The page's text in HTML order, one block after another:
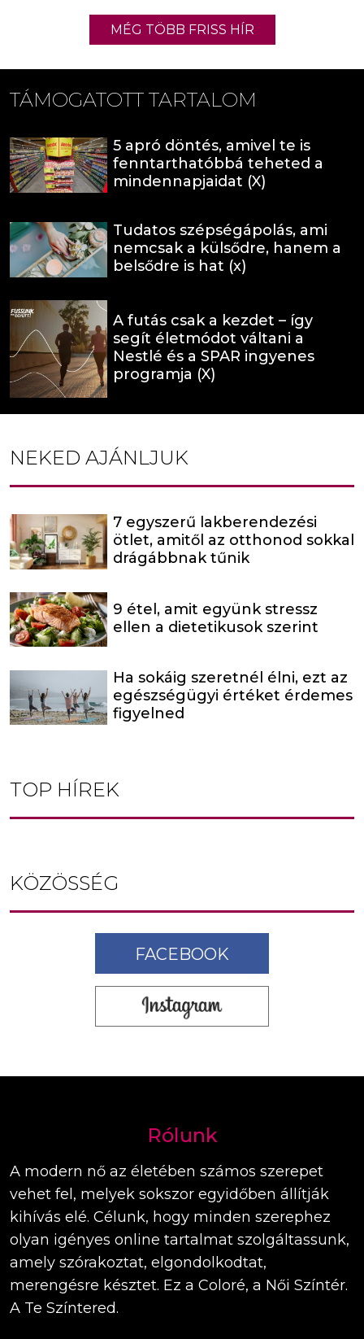
MÉG TÖBB FRISS HÍR
TÁMOGATOTT TARTALOM
5 apró döntés, amivel te is
fenntarthatóbbá teheted a
mindennapjaidat (X)
Tudatos szépségápolás, ami
nemcsak a külsődre, hanem a
belsődre is hat (x)
A futás csak a kezdet – így
segít életmódot váltani a
Nestlé és a SPAR ingyenes
programja (X)
NEKED AJÁNLJUK
7 egyszerű lakberendezési
ötlet, amitől az otthonod sokkal
drágábbnak tűnik
9 étel, amit együnk stressz
ellen a dietetikusok szerint
Ha sokáig szeretnél élni, ezt az
egészségügyi értéket érdemes
figyelned
TOP HÍREK
KÖZÖSSÉG
FACEBOOK
Rólunk
A modern nő az életében számos szerepet
vehet fel, melyek sokszor egyidőben állítják
kihívás elé. Célunk, hogy minden szerephez
olyan igényes online tartalmat szolgáltassunk,
amely szórakoztat, elgondolkodtat,
merengésre késztet. Ez a Coloré, a Női Színtér.
A Te Színtered.